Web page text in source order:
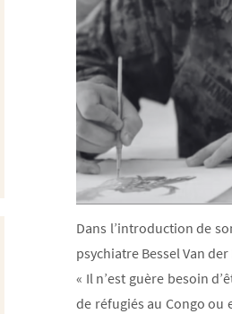
Dans l’introduction de
psychiatre Bessel Van
« Il n’est guère besoin
de réfugiés au Congo ou